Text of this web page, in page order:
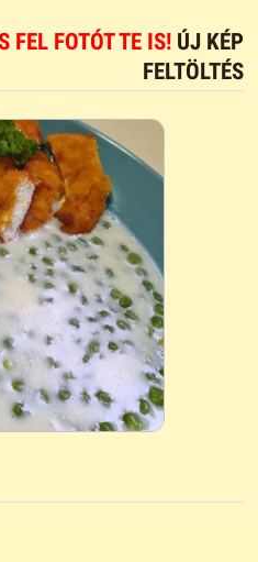
FEL FOTÓT TE IS! ÚJ KÉP
FELTÖLTÉS